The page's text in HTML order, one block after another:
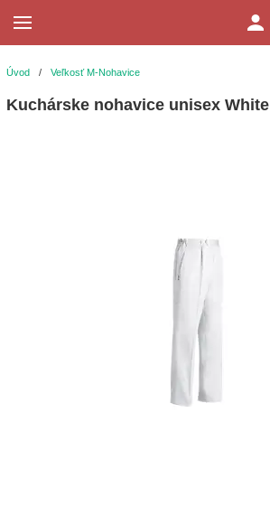
Úvod / Veľkosť M-Nohavice
Kuchárske nohavice unisex White